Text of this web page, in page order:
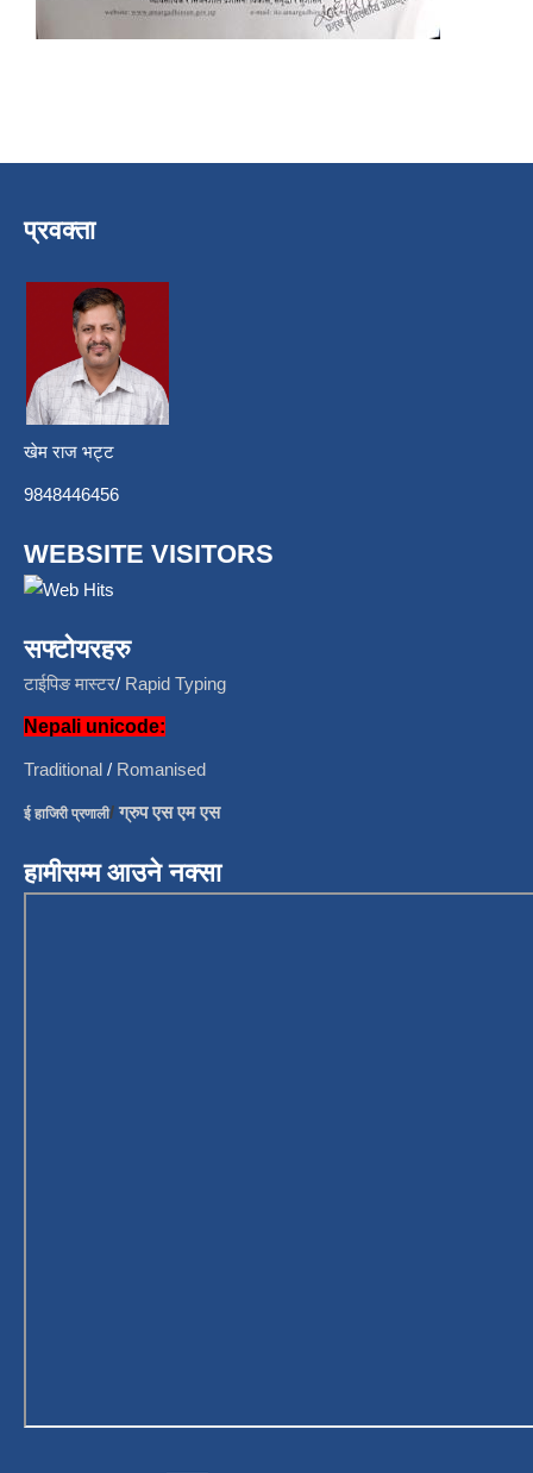
प्रवक्ता
खेम राज भट्ट
9848446456
WEBSITE VISITORS
सफ्टोयरहरु
टाईपिङ मास्टर/ Rapid Typing
Nepali unicode:
Traditional / Romanised
ई हाजिरी प्रणाली/ग्रुप एस एम एस
हामीसम्म आउने नक्सा